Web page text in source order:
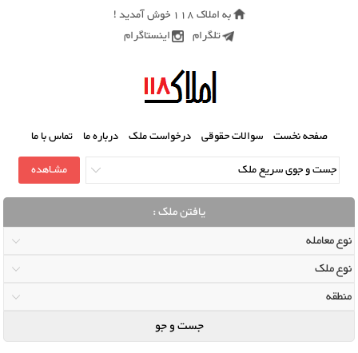
به املاک 118 خوش آمدید !
تلگرام
اینستاگرام
صفحه نخست سوالات حقوقی درخواست ملک درباره ما تماس با ما
یافتن ملک :